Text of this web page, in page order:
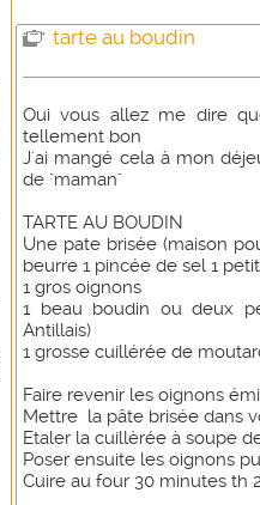
tarte au boudin
Oui vous allez me dire
tellement bon
J'ai mangé cela à mon
de "maman"
TARTE AU BOUDIN
Une pate brisée (maison
beurre 1 pincée de sel 1
1 gros oignons
1 beau boudin ou deux
Antillais)
1 grosse cuillérée de
Faire revenir les oignons
Mettre la pâte brisée dans
Etaler la cuillèrée à soupe
Poser ensuite les oignons
Cuire au four 30 minutes th